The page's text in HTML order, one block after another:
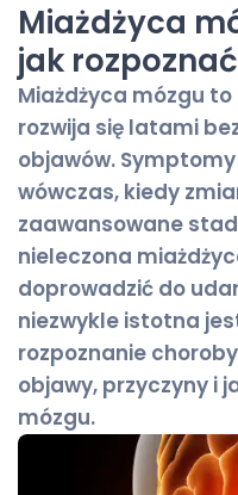
Miażdżyca
jak
Miażdżyca mózgu
rozwija się latami
objawów.
wówczas, kiedy
zaawansowane
nieleczona
doprowadzić do
niezwykle istotna
rozpoznanie
objawy, przyczyny i
mózgu.